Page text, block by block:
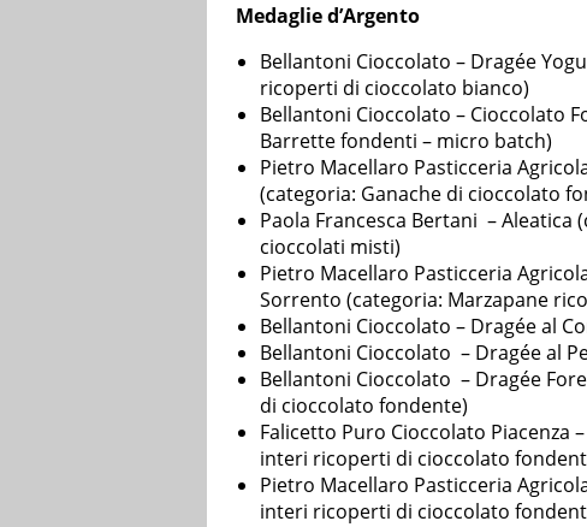
Medaglie d’Argento
Bellantoni Cioccolato – Dragée
ricoperti di cioccolato bianco)
Bellantoni Cioccolato – Cioccolato
Barrette fondenti – micro batch)
Pietro Macellaro Pasticceria
(categoria: Ganache di cioccolato
Paola Francesca Bertani –
cioccolati misti)
Pietro Macellaro Pasticceria
Sorrento (categoria: Marzapane
Bellantoni Cioccolato – Dragée al
Bellantoni Cioccolato – Dragée al
Bellantoni Cioccolato – Dragée
di cioccolato fondente)
Falicetto Puro Cioccolato Piacenza
interi ricoperti di cioccolato
Pietro Macellaro Pasticceria
interi ricoperti di cioccolato